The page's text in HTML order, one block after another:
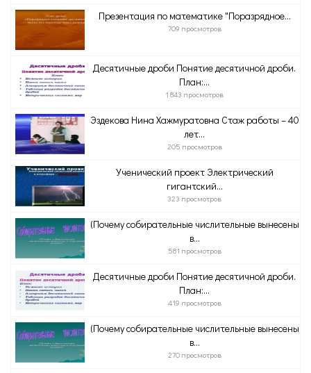
Презентация по математике "Поразрядное...
709 просмотров
Десятичные дроби Понятие десятичной дроби.
План:...
1 843 просмотров
Эздекова Нина Хажмуратовна Стаж работы – 40
лет...
205 просмотров
Ученический проект Электрический
гигантский...
323 просмотров
(Почему собирательные числительные вынесены
в...
581 просмотров
Десятичные дроби Понятие десятичной дроби.
План:...
419 просмотров
(Почему собирательные числительные вынесены
в...
270 просмотров